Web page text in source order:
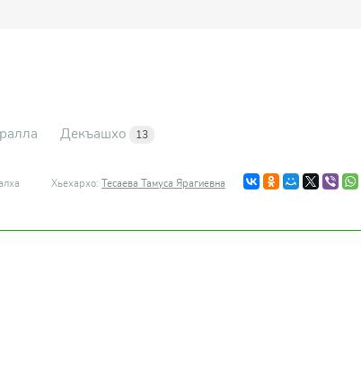
Декъашхо 13
Хьехархо: Тесаева Тамуса Ярагиевна